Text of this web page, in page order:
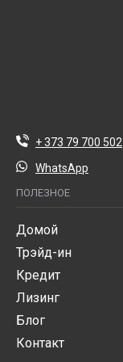
+ 373 79 700 502
WhatsApp
ПОЛЕЗНОЕ
Домой
Трэйд-ин
Кредит
Лизинг
Блог
Контакт